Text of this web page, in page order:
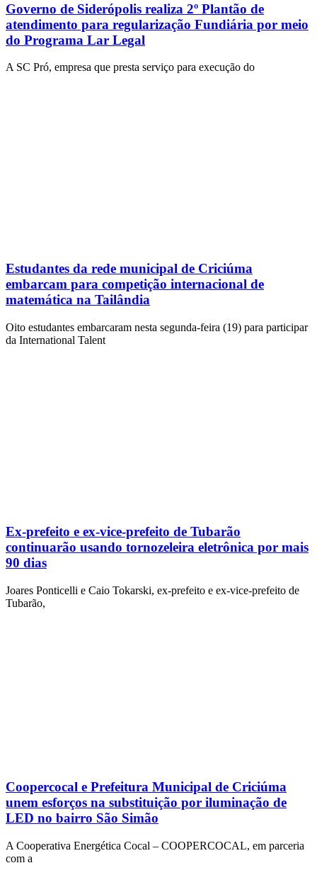
Governo de Siderópolis realiza 2º Plantão de
atendimento para regularização Fundiária por meio
do Programa Lar Legal
A SC Pró, empresa que presta serviço para execução do
Estudantes da rede municipal de Criciúma
embarcam para competição internacional de
matemática na Tailândia
Oito estudantes embarcaram nesta segunda-feira (19) para participar
da International Talent
Ex-prefeito e ex-vice-prefeito de Tubarão
continuarão usando tornozeleira eletrônica por mais
90 dias
Joares Ponticelli e Caio Tokarski, ex-prefeito e ex-vice-prefeito de
Tubarão,
Coopercocal e Prefeitura Municipal de Criciúma
unem esforços na substituição por iluminação de
LED no bairro São Simão
A Cooperativa Energética Cocal – COOPERCOCAL, em parceria
com a